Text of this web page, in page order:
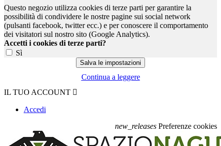
Questo negozio utilizza cookies di terze parti per garantire la
possibilità di condividere le nostre pagine sui social network
(pulsanti facebook, twitter ecc.) e per conoscere il comportamento
dei visitatori sul nostro sito (Google Analytics).
Accetti i cookies di terze parti?
Sì
Continua a leggere
IL TUO ACCOUNT 
Accedi
new_releases Preferenze cookies